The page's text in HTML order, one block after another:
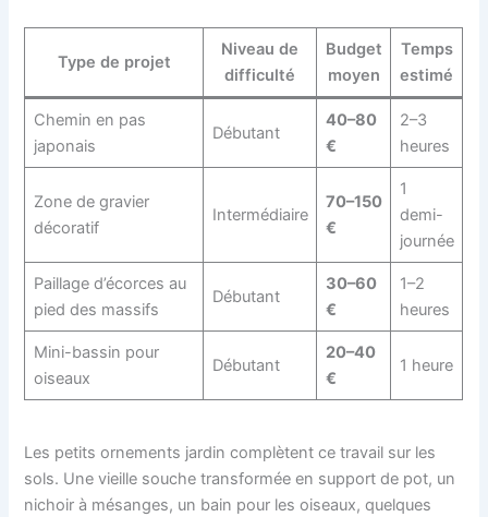
Type de projet
Niveau de
difficulté
Budget
moyen
Temps
estimé
Chemin en pas
japonais
Débutant
40–80
€
2–3
heures
Zone de gravier
décoratif
Intermédiaire
70–150
€
1
demi-
journée
Paillage d’écorces au
pied des massifs
Débutant
30–60
€
1–2
heures
Mini-bassin pour
oiseaux
Débutant
20–40
€
1 heure
Les petits ornements jardin complètent ce travail sur les
sols. Une vieille souche transformée en support de pot, un
nichoir à mésanges, un bain pour les oiseaux, quelques